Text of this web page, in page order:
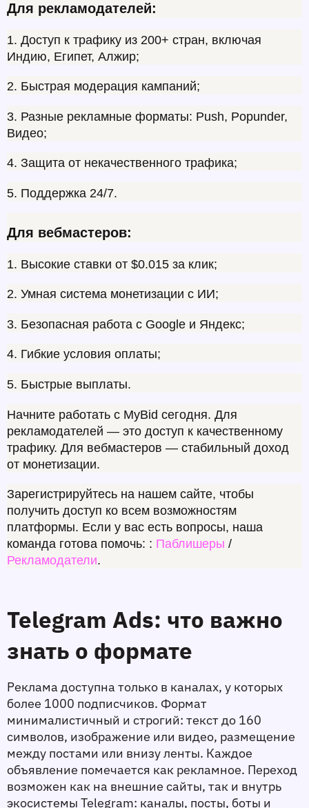
Для рекламодателей:
1. Доступ к трафику из 200+ стран, включая
Индию, Египет, Алжир;
2. Быстрая модерация кампаний;
3. Разные рекламные форматы: Push, Popunder,
Видео;
4. Защита от некачественного трафика;
5. Поддержка 24/7.
Для вебмастеров:
1. Высокие ставки от $0.015 за клик;
2. Умная система монетизации с ИИ;
3. Безопасная работа с Google и Яндекс;
4. Гибкие условия оплаты;
5. Быстрые выплаты.
Начните работать с MyBid сегодня. Для
рекламодателей — это доступ к качественному
трафику. Для вебмастеров — стабильный доход
от монетизации.
Зарегистрируйтесь на нашем сайте, чтобы
получить доступ ко всем возможностям
платформы. Если у вас есть вопросы, наша
команда готова помочь: : Паблишеры /
Рекламодатели.
Telegram Ads: что важно
знать о формате
Реклама доступна только в каналах, у которых
более 1000 подписчиков. Формат
минималистичный и строгий: текст до 160
символов, изображение или видео, размещение
между постами или внизу ленты. Каждое
объявление помечается как рекламное. Переход
возможен как на внешние сайты, так и внутрь
экосистемы Telegram: каналы, посты, боты и